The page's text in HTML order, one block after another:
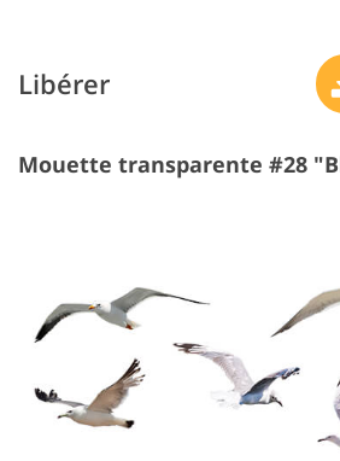
Libérer
Mouette transparente #28